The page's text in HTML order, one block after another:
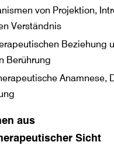
von Projektion,
Verständnis
Beziehung
Berührung
Anamnese,
aus
Sicht